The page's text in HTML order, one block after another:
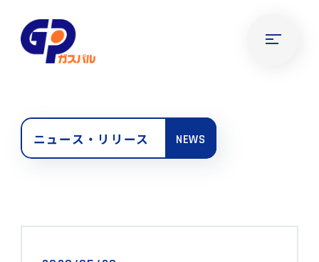
ニュース・リリース NEWS